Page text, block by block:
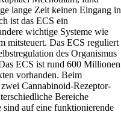
lange Zeit keinen Eingang in
ist das ECS ein
wichtige Systeme wie
mitsteuert. Das ECS reguliert
des Organismus
ECS ist rund 600 Millionen
vorhanden. Beim
Cannabinoid-Rezeptor-
Bereiche
sind auf eine funktionierende